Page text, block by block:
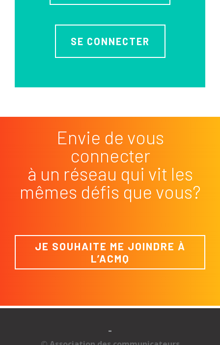
SE CONNECTER
Envie de vous
connecter
à un réseau qui vit les
mêmes défis que vous?
JE SOUHAITE ME JOINDRE À
L’ACMQ
-